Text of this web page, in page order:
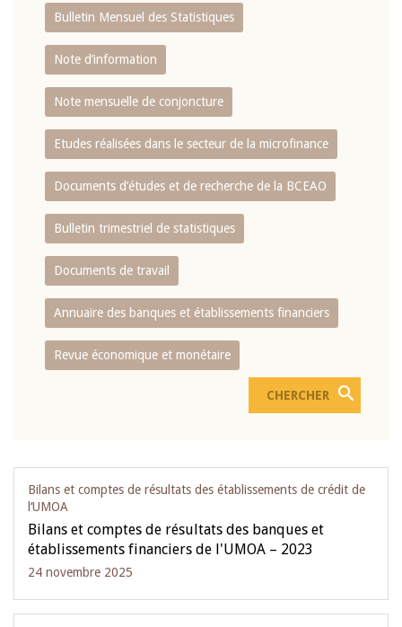
Bulletin Mensuel des Statistiques
Note d’information
Note mensuelle de conjoncture
Etudes réalisées dans le secteur de la microfinance
Documents d’études et de recherche de la BCEAO
Bulletin trimestriel de statistiques
Documents de travail
Annuaire des banques et établissements financiers
Revue économique et monétaire
Bilans et comptes de résultats des établissements de crédit de
l‘UMOA
Bilans et comptes de résultats des banques et
établissements financiers de l'UMOA – 2023
24 novembre 2025